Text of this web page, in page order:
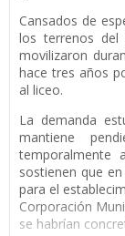
Cansados de
los terrenos del
movilizaron
hace tres años
al liceo.
La demanda
mantiene
temporalmente
sostienen que
para el
Corporación
se habrían